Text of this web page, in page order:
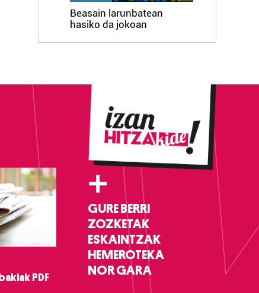
Beasain larunbatean
hasiko da jokoan
PDF
+
GURE BERRI
ZOZKETAK
ESKAINTZAK
HEMEROTEKA
NOR GARA